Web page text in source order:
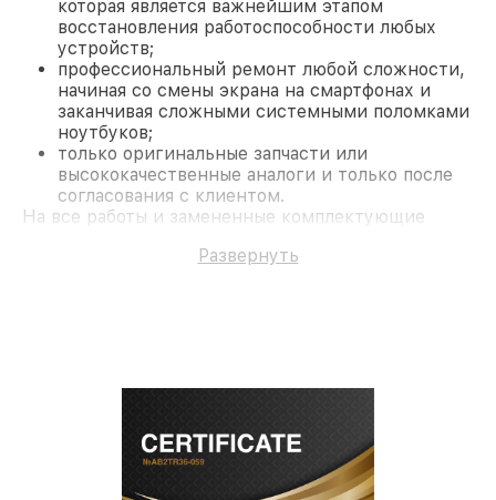
которая является важнейшим этапом
восстановления работоспособности любых
устройств;
профессиональный ремонт любой сложности,
начиная со смены экрана на смартфонах и
заканчивая сложными системными поломками
ноутбуков;
только оригинальные запчасти или
высококачественные аналоги и только после
согласования с клиентом.
На все работы и замененные комплектующие
поломки по условиям гарантии, мы бесплатно
безупречной репутацией;
лицензированное ПО в ремонтно-
диагностических мастерских;
собственный склад комплектующих, что
Развернуть